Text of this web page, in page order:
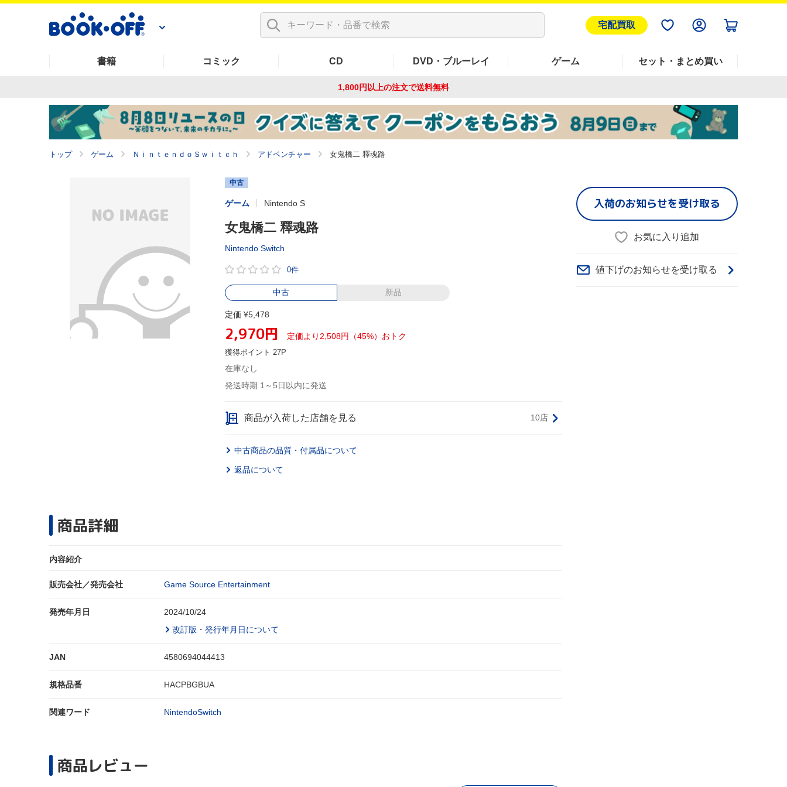
宅配買取
書籍 コミック CD DVD・ブルーレイ ゲーム セット・まとめ買い
1,800円以上の注文で送料無料
トップ ゲーム ＮｉｎｔｅｎｄｏＳｗｉｔｃｈ アドベンチャー 女鬼橋二 釋魂路
中古
ゲーム Nintendo S
女鬼橋二 釋魂路
Nintendo Switch
0件
中古 新品
定価 ¥5,478
2,970円 定価より2,508円（45%）おトク
獲得ポイント 27P
在庫なし
発送時期 1～5日以内に発送
商品が入荷した店舗を見る 10店
中古商品の品質・付属品について
返品について
商品詳細
内容紹介
販売会社／発売会社 Game Source Entertainment
発売年月日
2024/10/24
改訂版・発行年月日について
JAN 4580694044413
規格品番 HACPBGBUA
関連ワード NintendoSwitch
入荷のお知らせを受け取る
お気に入り追加
値下げのお知らせを受け取る
商品レビュー